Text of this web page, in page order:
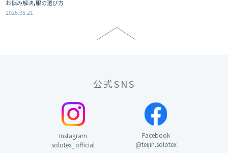
お悩み解決,服の選び方
2026.05.21
公式SNS
Instagram
solotex_official
Facebook
@teijin.solotex